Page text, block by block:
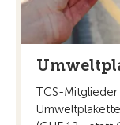
TCS-